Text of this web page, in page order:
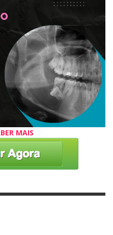
MAIS